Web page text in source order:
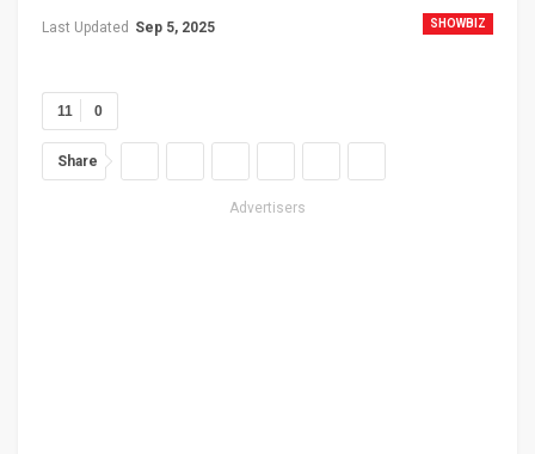
SHOWBIZ
Last Updated Sep 5, 2025
0
11
Share
Advertisers